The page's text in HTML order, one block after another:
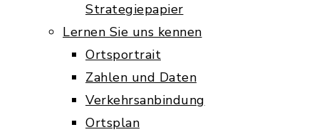
Strategiepapier
Lernen Sie uns kennen
Ortsportrait
Zahlen und Daten
Verkehrsanbindung
Ortsplan